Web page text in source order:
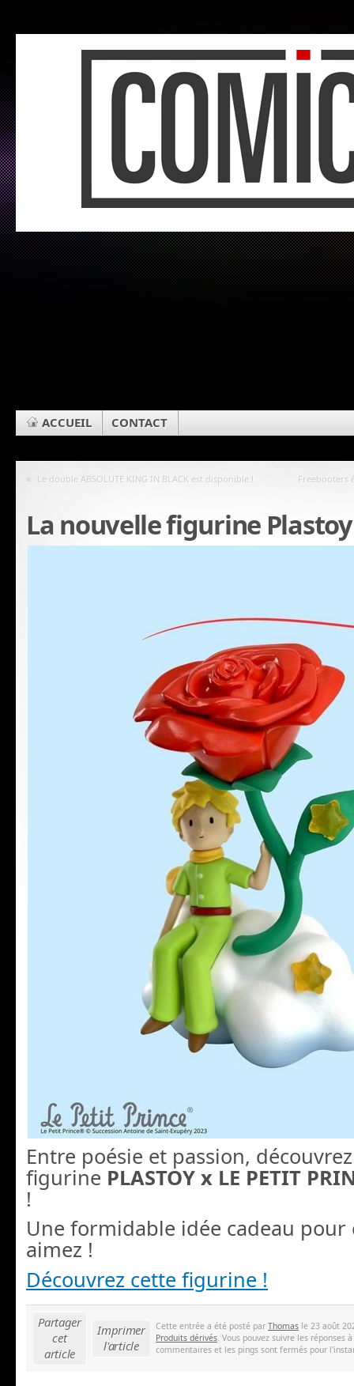
ACCUEIL CONTACT
« Le double ABSOLUTE KING IN BLACK est disponible ! Freebooters
La nouvelle figurine
Entre poésie et passion,
figurine PLASTOY x LE PETIT
!
Une formidable idée cadeau pour
aimez !
Découvrez cette figurine !
Partager
cet
article
Imprimer
l'article
Cette entrée a été posté par Thomas le 23 août
Produits dérivés . Vous pouvez suivre les réponses
commentaires et les pings sont fermés pour